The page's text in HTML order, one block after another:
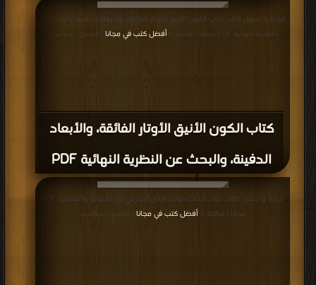
قراءة و تحميل كتاب كتاب أبحاث (4) المحور الرابع الوقف و تجديد الحضارة الإسلامية
PDF مجانا | مكتبة >
أفضل كتب في اكبر موقع| التحميل : مرة/مرات
كتاب الكون الأنيق الأوتار الفائقة، والأبعاد
الدفينة، والبحث عن النظرية النهائية PDF
قراءة و تحميل كتاب كتاب الكون الأنيق الأوتار الفائقة، والأبعاد الدفينة، والبحث عن
النظرية النهائية PDF مجانا | مكتبة >
أفضل كتب في مجانا | التحميل : مرة/مرات
مجانا | مكتبة >أفضل كتب في مجانا | التحميل : مرة/مرات